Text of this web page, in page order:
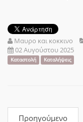
Μαυρο και κοκκινο
02 Αυγούστου 2025
Καταστολή Καταλήψεις
Προηγούμενο